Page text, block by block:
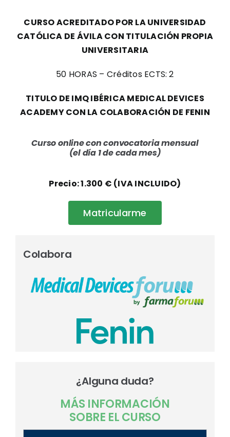
CURSO ACREDITADO POR LAUNIVERSIDAD
CATÓLICA DE ÁVILA CON TITULACIÓN PROPIA
UNIVERSITARIA
50 HORAS – Créditos ECTS: 2
TITULO DE IMQ IBÉRICA MEDICAL DEVICES
ACADEMY CON LA COLABORACIÓN DE FENIN
Curso online con convocatoria mensual
(el día 1 de cada mes)
Precio: 1.300 € (IVA INCLUIDO)
Matricularme
Colabora
¿Alguna duda?
MÁS INFORMACIÓN
SOBRE EL CURSO